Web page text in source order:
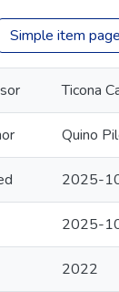
Simple item page
Ticona
Quino
2025-
2025-
2022